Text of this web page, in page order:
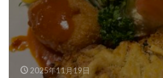
2025年11月19日